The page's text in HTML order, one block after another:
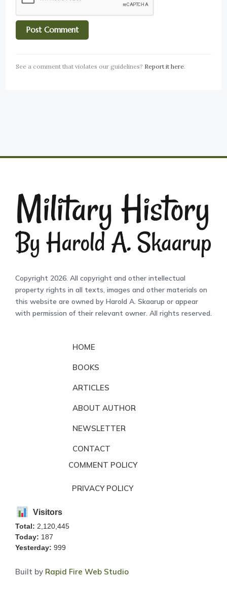
See a comment that violates our guidelines? Report it here.
Copyright 2026. All copyright and other intellectual
property rights in all texts, images and other materials on
this website are owned by Harold A. Skaarup or appear
with permission of their relevant owner. All rights reserved.
HOME
BOOKS
ARTICLES
ABOUT AUTHOR
NEWSLETTER
CONTACT
COMMENT POLICY
PRIVACY POLICY
Visitors
Total: 2,120,445
Today: 187
Yesterday: 999
Built by Rapid Fire Web Studio